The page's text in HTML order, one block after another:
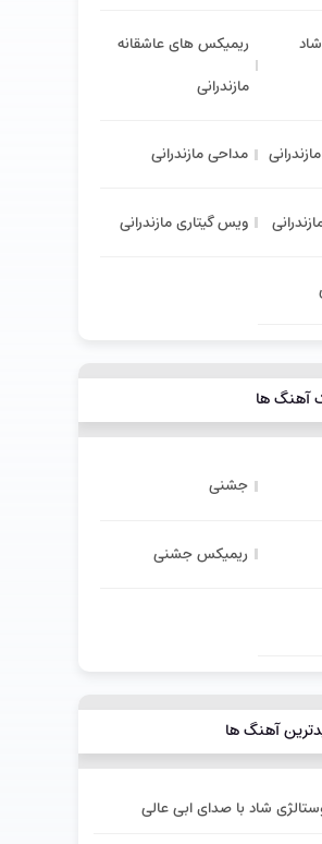
ریمیکس های عاشقانه
مازندرانی
مداحی مازندرانی
ویس گیتاری مازندرانی
آهنگ ها
جشنی
ریمیکس جشنی
آهنگ ها
شاد با صدای ابی عالی